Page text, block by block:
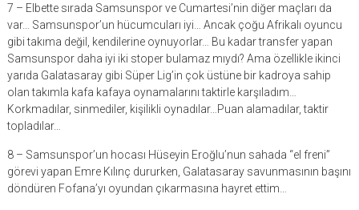
7 – Elbette sırada Samsunspor ve Cumartesi’nin diğer maçları da
var… Samsunspor’un hücumcuları iyi… Ancak çoğu Afrikalı oyuncu
gibi takıma değil, kendilerine oynuyorlar… Bu kadar transfer yapan
Samsunspor daha iyi iki stoper bulamaz mıydı? Ama özellikle ikinci
yarıda Galatasaray gibi Süper Lig’in çok üstüne bir kadroya sahip
olan takımla kafa kafaya oynamalarını taktirle karşıladım…
Korkmadılar, sinmediler, kişilikli oynadılar…Puan alamadılar, taktir
topladılar…
8 – Samsunspor’un hocası Hüseyin Eroğlu’nun sahada “el freni”
görevi yapan Emre Kılınç dururken, Galatasaray savunmasının başını
döndüren Fofana’yı oyundan çıkarmasına hayret ettim…